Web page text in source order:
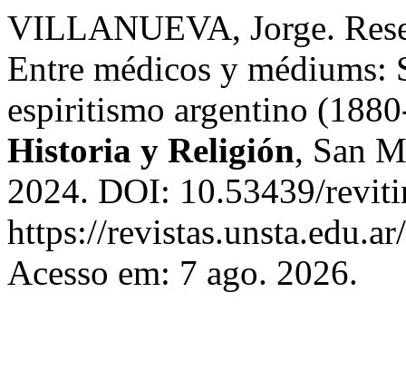
VILLANUEVA, Jorge.
Entre médicos y médiums:
espiritismo argentino
Historia y Religión, San
2024. DOI: 10.53439/
https://
Acesso em: 7 ago. 2026.